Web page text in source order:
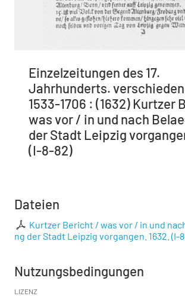
Einzelzeitungen des 17.
Jahrhunderts.
1533-1706 : (1632) Kurtzer
was vor / in und nach
der Stadt Leipzig
(I-8-82)
Dateien
Kurtzer Bericht / was vor / in und
ng der Stadt Leipzig vorgangen. 1632. (I-
Nutzungsbedingungen
LIZENZ